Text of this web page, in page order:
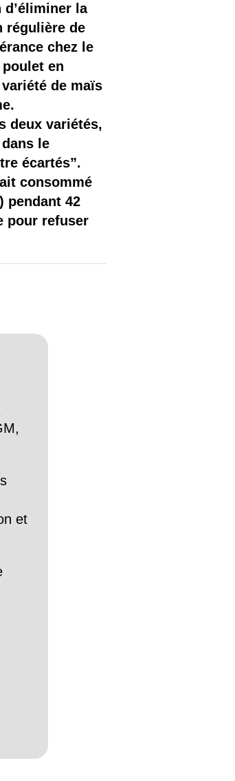
la
régulière de
chez le
en
de maïs
deux variétés,
le
écartés”.
consommé
pendant 42
pour refuser
et